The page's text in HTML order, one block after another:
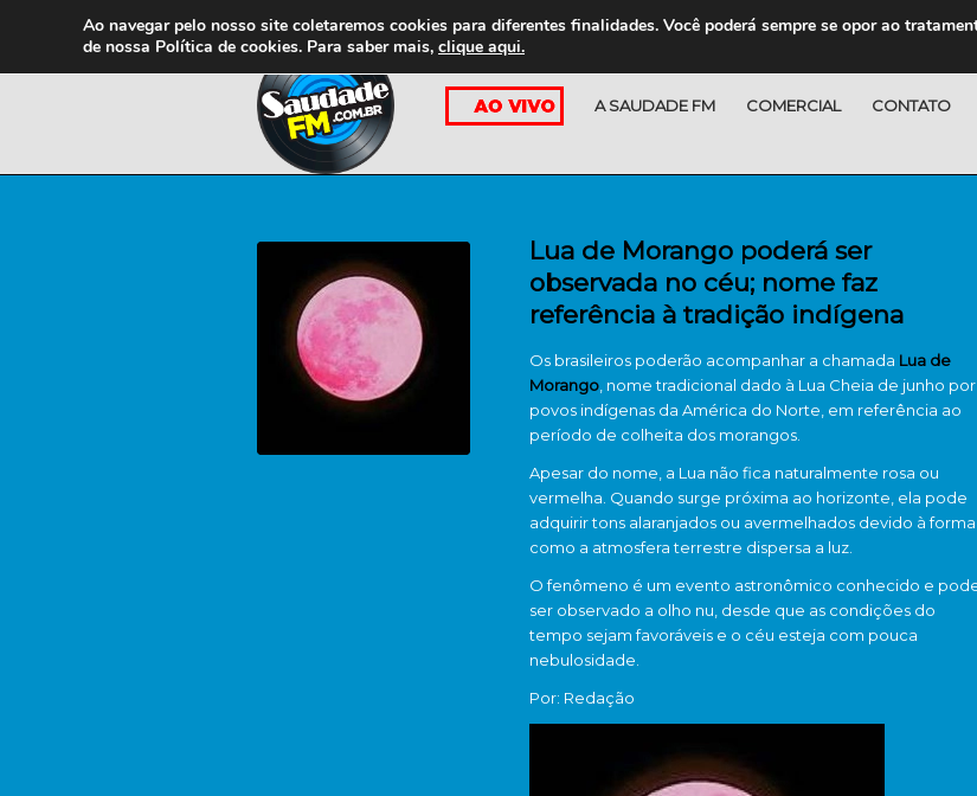
A SAUDADE FM COMERCIAL CONTATO
Lua de Morango poderá ser
observada no céu; nome faz
referência à tradição indígena
Os brasileiros poderão acompanhar a chamada Lua de
Morango , nome tradicional dado à Lua Cheia de junho por
povos indígenas da América do Norte, em referência ao
período de colheita dos morangos.
Apesar do nome, a Lua não fica naturalmente rosa ou
vermelha. Quando surge próxima ao horizonte, ela pode
adquirir tons alaranjados ou avermelhados devido à forma
como a atmosfera terrestre dispersa a luz.
O fenômeno é um evento astronômico conhecido e
ser observado a olho nu, desde que as condições do
tempo sejam favoráveis e o céu esteja com pouca
nebulosidade.
Por: Redação
Ao navegar pelo nosso site coletaremos cookies para diferentes finalidades. Você poderá sempre se opor ao
de nossa Política de cookies. Para saber mais, clique aqui.